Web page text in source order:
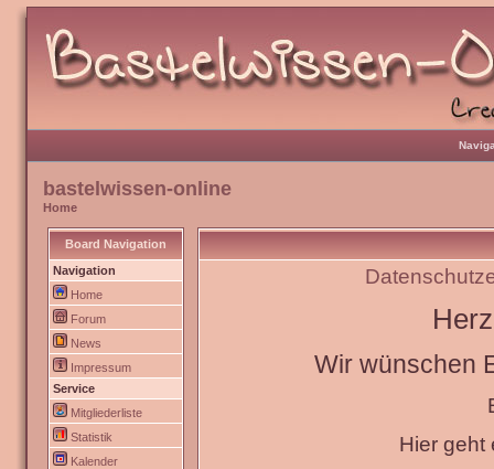
bastelwissen-online
Home
Board Navigation
Navigation
Home
Forum
News
Impressum
Service
Mitgliederliste
Statistik
Kalender
Wir wünschen
Hier geht